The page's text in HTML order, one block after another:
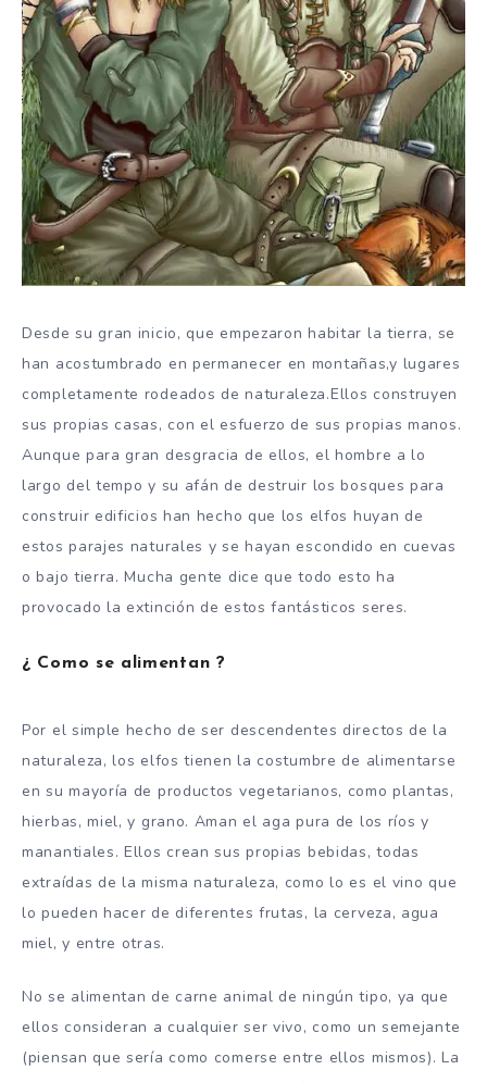
Desde su gran inicio, que empezaron habitar la tierra, se
han acostumbrado en permanecer en montañas,y lugares
completamente rodeados de naturaleza.Ellos construyen
sus propias casas, con el esfuerzo de sus propias manos.
Aunque para gran desgracia de ellos, el hombre a lo
largo del tempo y su afán de destruir los bosques para
construir edificios han hecho que los elfos huyan de
estos parajes naturales y se hayan escondido en cuevas
o bajo tierra. Mucha gente dice que todo esto ha
provocado la extinción de estos fantásticos seres.
¿ Como se alimentan ?
Por el simple hecho de ser descendentes directos de la
naturaleza, los elfos tienen la costumbre de alimentarse
en su mayoría de productos vegetarianos, como plantas,
hierbas, miel, y grano. Aman el aga pura de los ríos y
manantiales. Ellos crean sus propias bebidas, todas
extraídas de la misma naturaleza, como lo es el vino que
lo pueden hacer de diferentes frutas, la cerveza, agua
miel, y entre otras.
No se alimentan de carne animal de ningún tipo, ya que
ellos consideran a cualquier ser vivo, como un semejante
(piensan que sería como comerse entre ellos mismos). La